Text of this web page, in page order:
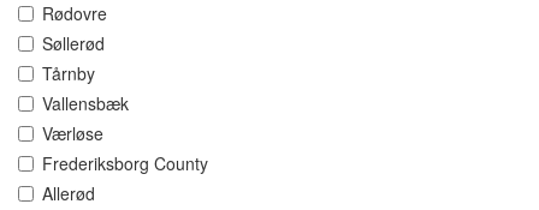
Rødovre
Søllerød
Tårnby
Vallensbæk
Værløse
Frederiksborg County
Allerød